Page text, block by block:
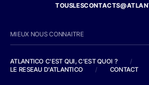
MIEUX NOUS CONNAITRE
ATLANTICO C'EST QUI, C'EST QUOI ?
/
LE RESEAU D'ATLANTICO
/ CONTACT